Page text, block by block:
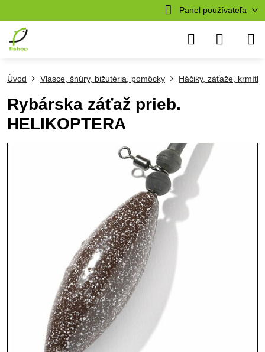
Panel používateľa
Úvod Vlasce, šnúry, bižutéria, pomôcky Háčiky, záťaže, krmítka
Rybárska záťaž prieb.
HELIKOPTERA